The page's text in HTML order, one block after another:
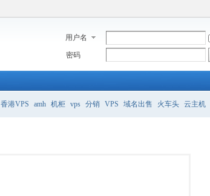
用户名
密码
香港VPS amh 机柜 vps 分销 VPS 域名出售 火车头 云主机